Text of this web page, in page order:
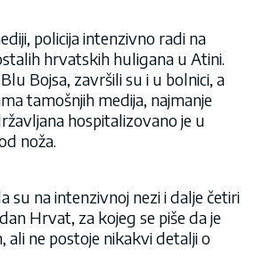
policija intenzivno radi na
hrvatskih huligana u Atini.
Bojsa, završili su i u bolnici, a
tamošnjih medija, najmanje
hospitalizovano je u
noža.
su na intenzivnoj nezi i dalje četiri
Hrvat, za kojeg se piše da je
ali ne postoje nikakvi detalji o